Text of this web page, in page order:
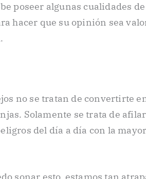
poseer algunas cualidades
hacer que su opinión sea
no se tratan de convertirte
Solamente se trata de
del día a día con la
sonar esto, estamos tan